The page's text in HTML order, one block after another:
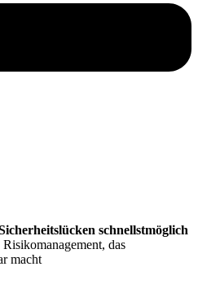
schnellstmöglich
das
macht